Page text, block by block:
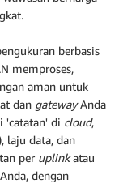
berbasis
memproses,
aman untuk
dan gatewayAnda
'catatan' di cloud,
laju data, dan
per uplinkatau
dengan